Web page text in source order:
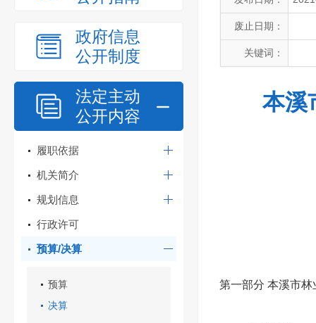
政府信息
公开制度
法定主动
公开内容
履职依据
机关简介
规划信息
行政许可
预算/决算
预算
决算
废止日期：
关键词：
本溪
第一部分 本溪市